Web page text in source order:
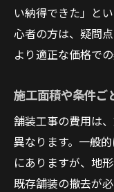
い納得できた」と
心者の方は、疑問
より適正な価格で
施工面積や条件ご
舗装工事の費用は
異なります。一般
にありますが、地
既存舗装の撤去が